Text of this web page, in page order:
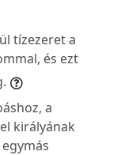
tízezeret a
és ezt
a
királyának